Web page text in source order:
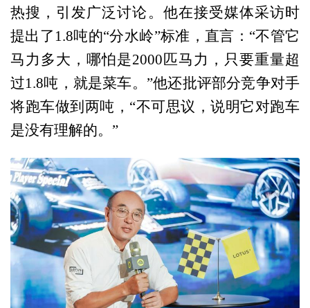
热搜，引发广泛讨论。他在接受媒体采访时
提出了1.8吨的“分水岭”标准，直言：“不管它
马力多大，哪怕是2000匹马力，只要重量超
过1.8吨，就是菜车。”他还批评部分竞争对手
将跑车做到两吨，“不可思议，说明它对跑车
是没有理解的。”